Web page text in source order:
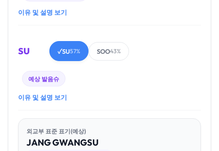
이유 및 설명 보기
SU ✓SU57% SOO43%
예상 발음슈
이유 및 설명 보기
외교부 표준 표기(예상)
JANGGWANGSU